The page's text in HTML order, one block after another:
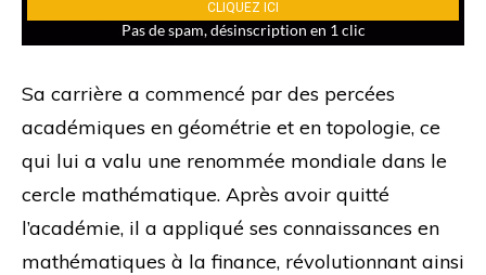
Sa carrière a commencé par des percées
académiques en géométrie et en topologie, ce
qui lui a valu une renommée mondiale dans le
cercle mathématique. Après avoir quitté
l’académie, il a appliqué ses connaissances en
mathématiques à la finance, révolutionnant ainsi